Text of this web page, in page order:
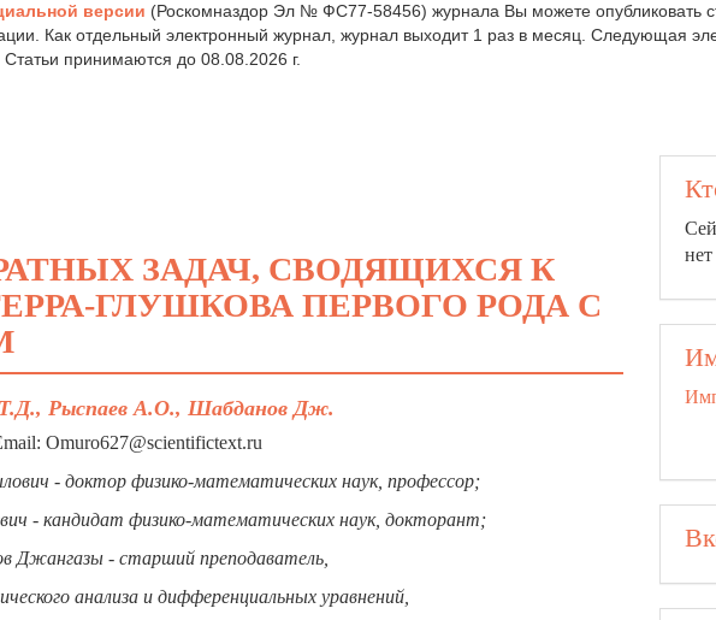
версии (Роскомназдор Эл № ФС77-58456) журнала Вы можете опубликовать
Как отдельный электронный журнал, журнал выходит 1 раз в месяц. Следующая
принимаются до 08.08.2026 г.
ЗАДАЧ, СВОДЯЩИХСЯ К
ГЛУШКОВА ПЕРВОГО РОДА С
Рыспаев А.О., Шабданов Дж.
Omuro627@scientifictext.ru
- доктор физико-математических наук, профессор;
- кандидат физико-математических наук, докторант;
Джангазы - старший преподаватель,
анализа и дифференциальных уравнений,
нет